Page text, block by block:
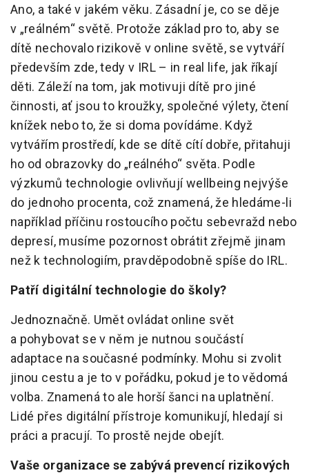
Ano, a také v jakém věku. Zásadní je, co se děje
v „reálném“ světě. Protože základ pro to, aby se
dítě nechovalo rizikově v online světě, se vytváří
především zde, tedy v IRL – in real life, jak říkají
děti. Záleží na tom, jak motivuji dítě pro jiné
činnosti, ať jsou to kroužky, společné výlety, čtení
knížek nebo to, že si doma povídáme. Když
vytvářím prostředí, kde se dítě cítí dobře, přitahuji
ho od obrazovky do „reálného“ světa. Podle
výzkumů technologie ovlivňují wellbeing nejvýše
do jednoho procenta, což znamená, že hledáme-li
například příčinu rostoucího počtu sebevražd nebo
depresí, musíme pozornost obrátit zřejmě jinam
než k technologiím, pravděpodobně spíše do IRL.
Patří digitální technologie do školy?
Jednoznačně. Umět ovládat online svět
a pohybovat se v něm je nutnou součástí
adaptace na současné podmínky. Mohu si zvolit
jinou cestu a je to v pořádku, pokud je to vědomá
volba. Znamená to ale horší šanci na uplatnění.
Lidé přes digitální přístroje komunikují, hledají si
práci a pracují. To prostě nejde obejít.
Vaše organizace se zabývá prevencí rizikových